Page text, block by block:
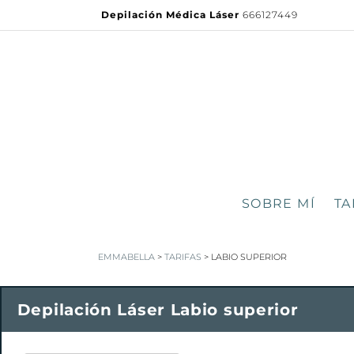
Depilación Médica Láser 666127449
SOBRE MÍ
EMMABELLA > TARIFAS > LABIO SUPERIOR
Depilación Láser Labio superior